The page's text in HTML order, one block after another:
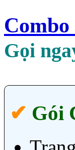
Gọi
✔‎ Gói